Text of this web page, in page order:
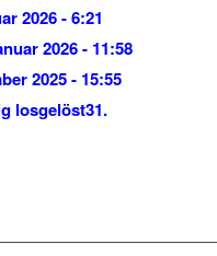
2026 - 6:21
2026 - 11:58
2025 - 15:55
losgelöst31.